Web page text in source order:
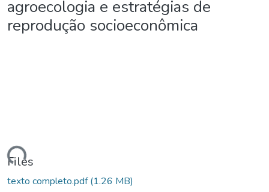
agroecologia e estratégias de
reprodução socioeconômica
Files
texto completo.pdf(1.26 MB)